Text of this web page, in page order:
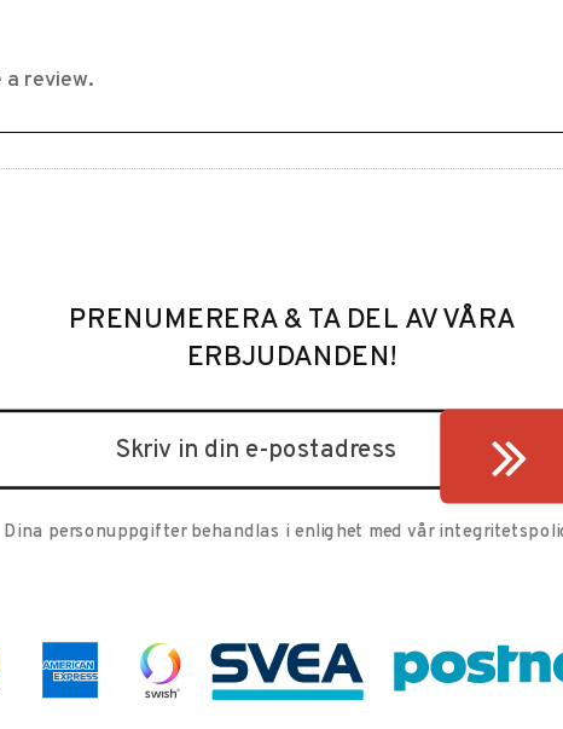
PRENUMERERA & TA DEL AV VÅRA
ERBJUDANDEN!
Dina personuppgifter behandlas i enlighet med vår